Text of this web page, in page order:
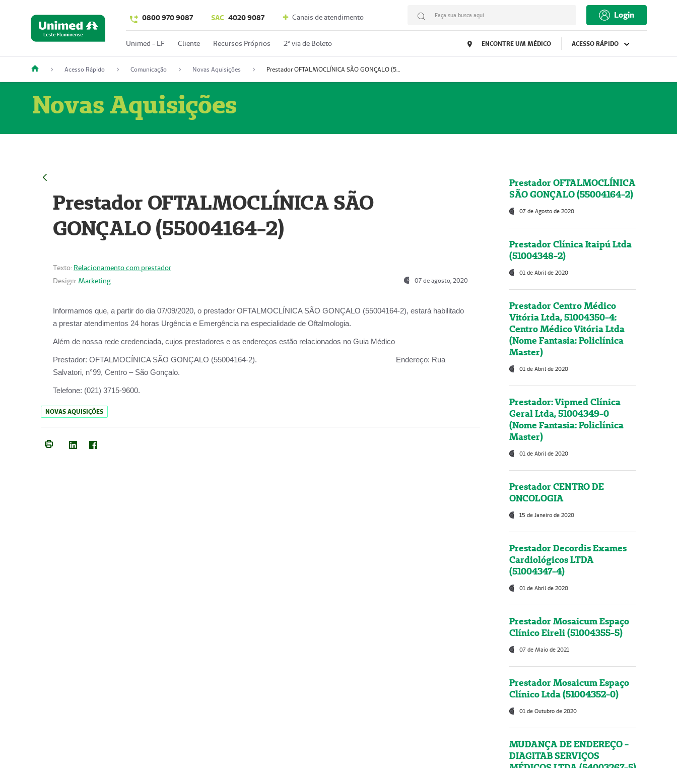
0800 970 9087 SAC 4020 9087 Canais de atendimento Faça sua busca aqui Login
Unimed - LF Cliente Recursos Próprios 2º via de Boleto ENCONTRE UM MÉDICO ACESSO RÁPIDO
Acesso Rápido Comunicação Novas Aquisições Prestador OFTALMOCLÍNICA SÃO GONÇALO (55004164-2)
Novas Aquisições
Prestador OFTALMOCLÍNICA SÃO
GONÇALO (55004164-2)
Texto: Relacionamento com prestador
Design: Marketing 07 de agosto, 2020
Informamos que, a partir do dia 07/09/2020, o prestador OFTALMOCLÍNICA SÃO GONÇALO (55004164-2), estará habilitado
a prestar atendimentos 24 horas Urgência e Emergência na especialidade de Oftalmologia.
Além de nossa rede credenciada, cujos prestadores e os endereços estão relacionados no Guia Médico
Prestador: OFTALMOCÍNICA SÃO GONÇALO (55004164-2). Endereço: Rua
Salvatori, n°99, Centro – São Gonçalo.
Telefone: (021) 3715-9600.
NOVAS AQUISIÇÕES
Prestador OFTALMOCLÍNICA
SÃO GONÇALO (55004164-2)
07 de Agosto de 2020
Prestador Clínica Itaipú Ltda
(51004348-2)
01 de Abril de 2020
Prestador Centro Médico
Vitória Ltda, 51004350-4:
Centro Médico Vitória Ltda
(Nome Fantasia: Policlínica
Master)
01 de Abril de 2020
Prestador: Vipmed Clínica
Geral Ltda, 51004349-0
(Nome Fantasia: Policlínica
Master)
01 de Abril de 2020
Prestador CENTRO DE
ONCOLOGIA
15 de Janeiro de 2020
Prestador Decordis Exames
Cardiológicos LTDA
(51004347-4)
01 de Abril de 2020
Prestador Mosaicum Espaço
Clínico Eireli (51004355-5)
07 de Maio de 2021
Prestador Mosaicum Espaço
Clínico Ltda (51004352-0)
01 de Outubro de 2020
MUDANÇA DE ENDEREÇO -
DIAGITAB SERVIÇOS